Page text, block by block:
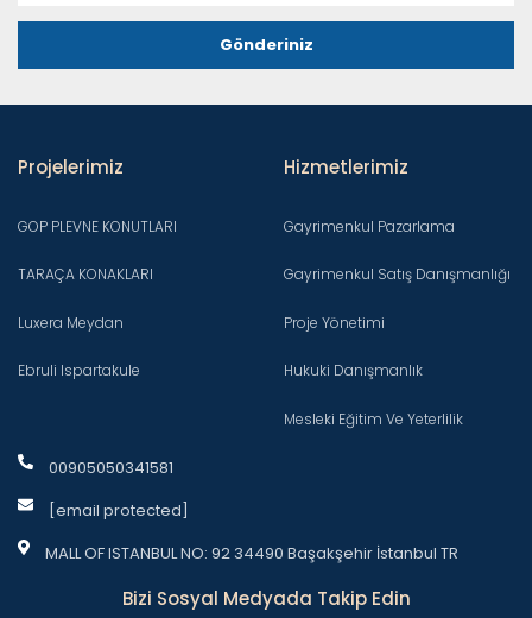
Gönderiniz
00905050341581
[email protected]
MALL OF ISTANBUL NO: 92 34490 Başakşehir İstanbul TR
Projelerimiz
GOP PLEVNE KONUTLARI
TARAÇA KONAKLARI
Luxera Meydan
Ebruli Ispartakule
Hizmetlerimiz
Gayrimenkul Pazarlama
Gayrimenkul Satış Danışmanlığı
Proje Yönetimi
Hukuki Danışmanlık
Mesleki Eğitim Ve Yeterlilik
Bizi Sosyal Medyada Takip Edin